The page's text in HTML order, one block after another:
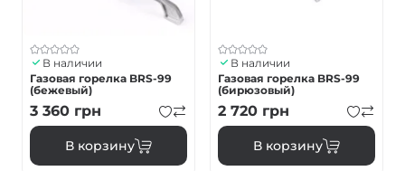
В наличии
Газовая горелка BRS-99
(бежевый)
3 360 грн
В корзину
В наличии
Газовая горелка BRS-99
(бирюзовый)
2 720 грн
В корзину